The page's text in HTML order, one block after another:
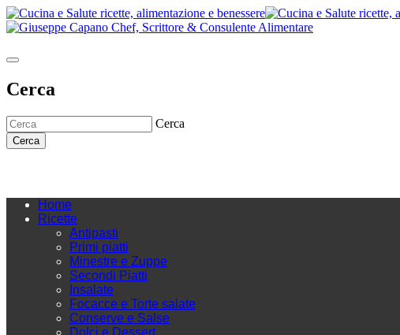
Cerca
Cerca
Cerca
Home
Ricette
Antipasti
Primi piatti
Minestre e Zuppe
Secondi Piatti
Insalate
Focacce e Torte salate
Conserve e Salse
Dolci e Dessert